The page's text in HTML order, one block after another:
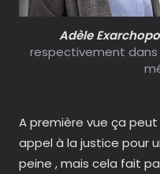
Adèle
respectivement
A première vue ça
appel à la justice pour
peine , mais cela fait